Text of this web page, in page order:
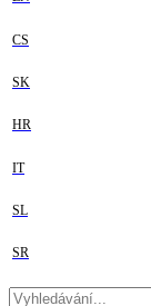
CS
SK
HR
IT
SL
SR